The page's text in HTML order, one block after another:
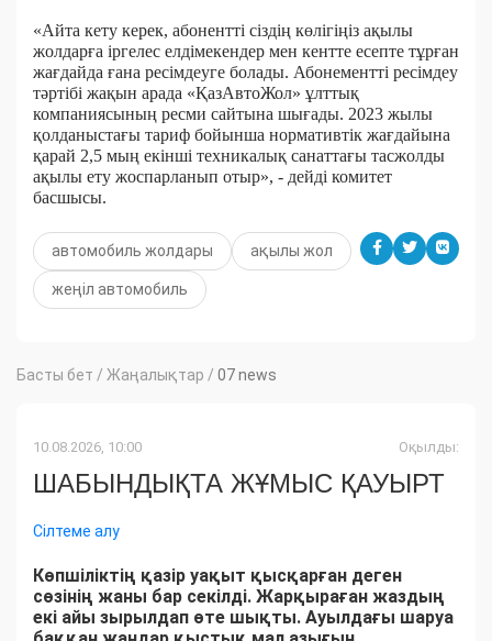
«Айта кету керек, абонентті сіздің көлігіңіз ақылы
жолдарға іргелес елдімекендер мен кентте есепте тұрған
жағдайда ғана ресімдеуге болады. Абонементті ресімдеу
тәртібі жақын арада «ҚазАвтоЖол» ұлттық
компаниясының ресми сайтына шығады. 2023 жылы
қолданыстағы тариф бойынша нормативтік жағдайына
қарай 2,5 мың екінші техникалық санаттағы тасжолды
ақылы ету жоспарланып отыр», - дейді комитет
басшысы.
автомобиль жолдары ақылы жол
жеңіл автомобиль
Басты бет / Жаңалықтар / 07 news
10.08.2026, 10:00 Оқылды:
ШАБЫНДЫҚТА ЖҰМЫС ҚАУЫРТ
Сілтеме алу
Көпшіліктің қазір уақыт қысқарған деген
сөзінің жаны бар секілді. Жарқыраған жаздың
екі айы зырылдап өте шықты. Ауылдағы шаруа